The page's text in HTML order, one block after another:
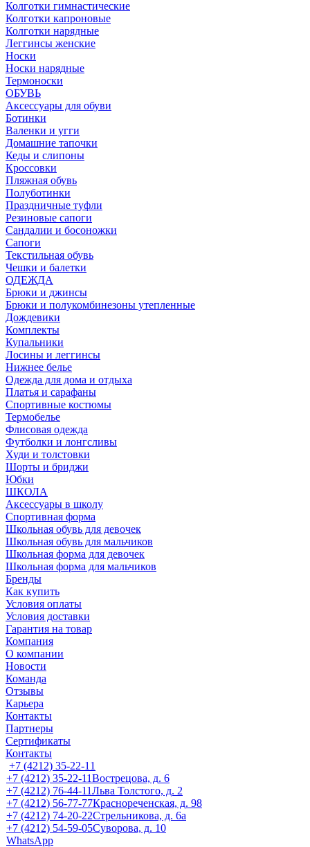
Колготки гимнастические
Колготки капроновые
Колготки нарядные
Леггинсы женские
Носки
Носки нарядные
Термоноски
ОБУВЬ
Аксессуары для обуви
Ботинки
Валенки и угги
Домашние тапочки
Кеды и слипоны
Кроссовки
Пляжная обувь
Полуботинки
Праздничные туфли
Резиновые сапоги
Сандалии и босоножки
Сапоги
Текстильная обувь
Чешки и балетки
ОДЕЖДА
Брюки и джинсы
Брюки и полукомбинезоны утепленные
Дождевики
Комплекты
Купальники
Лосины и леггинсы
Нижнее белье
Одежда для дома и отдыха
Платья и сарафаны
Спортивные костюмы
Термобелье
Флисовая одежда
Футболки и лонгсливы
Худи и толстовки
Шорты и бриджи
Юбки
ШКОЛА
Аксессуары в школу
Спортивная форма
Школьная обувь для девочек
Школьная обувь для мальчиков
Школьная форма для девочек
Школьная форма для мальчиков
Бренды
Как купить
Условия оплаты
Условия доставки
Гарантия на товар
Компания
О компании
Новости
Команда
Отзывы
Карьера
Контакты
Партнеры
Сертификаты
Контакты
+7 (4212) 35-22-11
+7 (4212) 35-22-11Вострецова, д. 6
+7 (4212) 76-44-11Льва Толстого, д. 2
+7 (4212) 56-77-77Краснореченская, д. 98
+7 (4212) 74-20-22Стрельникова, д. 6а
+7 (4212) 54-59-05Суворова, д. 10
WhatsApp